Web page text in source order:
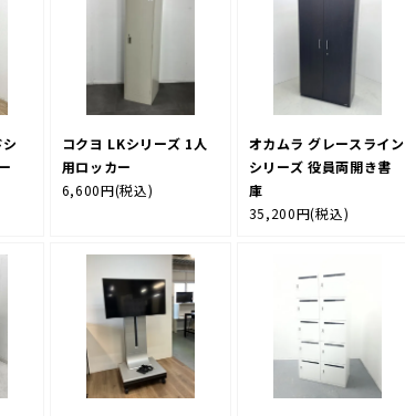
コクヨ LKシリーズ 1人
用ロッカー
6,600円(税込)
オカムラ グレースライン
シリーズ 役員両開き書
庫
35,200円(税込)